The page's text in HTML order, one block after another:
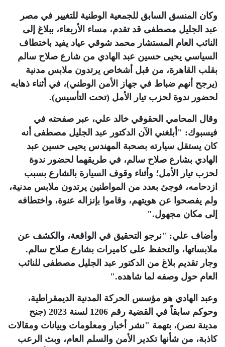
وكان المنسق السابق للجمعية الوطنية للتغيير في مصر
عبد الجليل مصطفى قد تقدم، مساء الأربعاء، ببلاغ إلى
النائب العام المستشار محمد شوقي عياد يفيد باختطاف
السياسي يحيى حسين عبد الهادي من شارع صلاح سالم
بقلب القاهرة، من قبل أشخاص يرتدون ملابس مدنية
(يرجح أنهم ضباط في جهاز الأمن الوطني)، في أثناء ذهابه
لحضور ندوة لحزب تيار الأمل (تحت التأسيس).
وقال المحامي الحقوقي خالد علي، عبر صفحته في
فيسبوك: "أبلغني الآن الدكتور عبد الجليل مصطفى أنه
كان يستقل سيارته بصحبة المهندس يحيى حسين عبد
الهادي بشارع صلاح سالم، في طريقهما لحضور ندوة
لحزب تيار الأمل؛ وأثناء وقوف السيارة بالشارع بسبب
ازدحامه، فوجئ بعدد من المواطنين يرتدون ملابس مدنية،
ولم يفصحوا عن هويتهم، وقاموا بإنزاله عنوة، واختطافه
إلى مكان مجهول".
وأضاف علي: "نرجو التحقيق في الواقعة، والكشف عن
ملابساتها، والتحفظ على كاميرات بشارع صلاح سالم.
وجار تقديم بلاغ من الدكتور عبد الجليل مصطفى للنائب
العام حول وصفه لما شاهده".
وعبد الهادي هو مؤسس الحركة المدنية الديمقراطية،
وحوكم سابقاً في القضية رقم 1206 لسنة 2023 (جنح
مدينة نصر)، بتهمة "نشر أخبار ومعلومات وبيانات ومقالات
كاذبة، من شأنها تكدير الأمن والسلم العام، وبث الرعب